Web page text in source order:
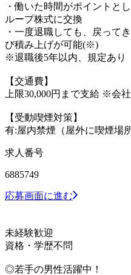
・働いた時間がポイントと
ループ株式に交換
・一度退職しても、戻って
び積み上げが可能(※)
※退職後5年以内、規定あり
【交通費】
上限30,000円まで支給 ※会
【受動喫煙対策】
有:屋内禁煙（屋外に喫煙場
求人番号
6885749
応募画面に進む
未経験歓迎
資格・学歴不問
◎若手の男性活躍中！